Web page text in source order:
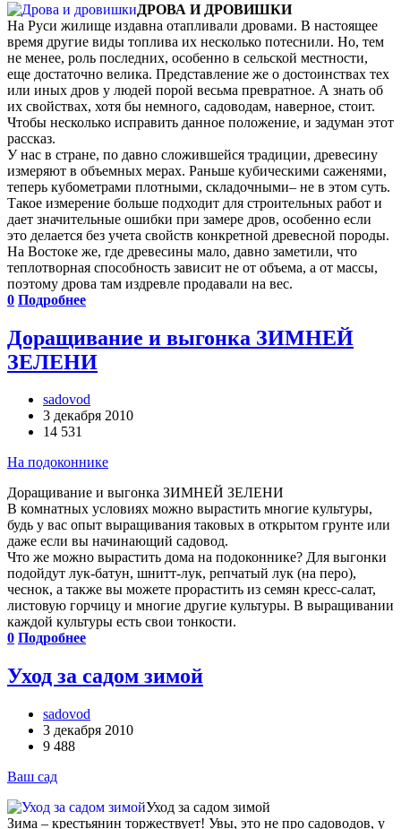
ДРОВА И ДРОВИШКИ
На Руси жилище издавна отапливали дровами. В настоящее
время другие виды топлива их несколько потеснили. Но, тем
не менее, роль последних, особенно в сельской местности,
еще достаточно велика. Представление же о достоинствах тех
или иных дров у людей порой весьма превратное. А знать об
их свойствах, хотя бы немного, садоводам, наверное, стоит.
Чтобы несколько исправить данное положение, и задуман этот
рассказ.
У нас в стране, по давно сложившейся традиции, древесину
измеряют в объемных мерах. Раньше кубическими саженями,
теперь кубометрами плотными, складочными– не в этом суть.
Такое измерение больше подходит для строительных работ и
дает значительные ошибки при замере дров, особенно если
это делается без учета свойств конкретной древесной породы.
На Востоке же, где древесины мало, давно заметили, что
теплотворная способность зависит не от объема, а от массы,
поэтому дрова там издревле продавали на вес.
0 Подробнее
Доращивание и выгонка ЗИМНЕЙ
ЗЕЛЕНИ
sadovod
3 декабря 2010
14 531
На подоконнике
Доращивание и выгонка ЗИМНЕЙ ЗЕЛЕНИ
В комнатных условиях можно вырастить многие культуры,
будь у вас опыт выращивания таковых в открытом грунте или
даже если вы начинающий садовод.
Что же можно вырастить дома на подоконнике? Для выгонки
подойдут лук-батун, шнитт-лук, репчатый лук (на перо),
чеснок, а также вы можете прорастить из семян кресс-салат,
листовую горчицу и многие другие культуры. В выращивании
каждой культуры есть свои тонкости.
0 Подробнее
Уход за садом зимой
sadovod
3 декабря 2010
9 488
Ваш сад
Уход за садом зимой
Зима – крестьянин торжествует! Увы, это не про садоводов, у